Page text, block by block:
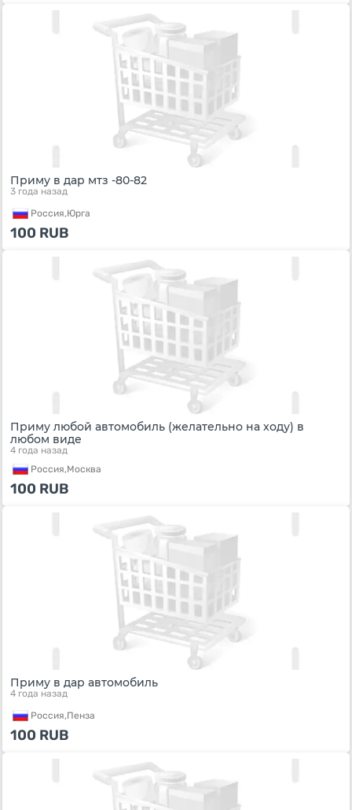
Приму в дар мтз -80-82
3 года назад
Россия,Юрга
100 RUB
Приму любой автомобиль (желательно на ходу) в
любом виде
4 года назад
Россия,Москва
100 RUB
Приму в дар автомобиль
4 года назад
Россия,Пенза
100 RUB